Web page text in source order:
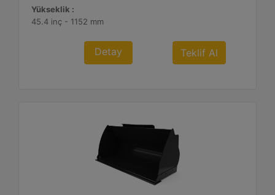
Yükseklik :
45.4 inç - 1152 mm
Detay Teklif Al